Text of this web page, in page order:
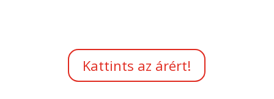
Kattints az árért!